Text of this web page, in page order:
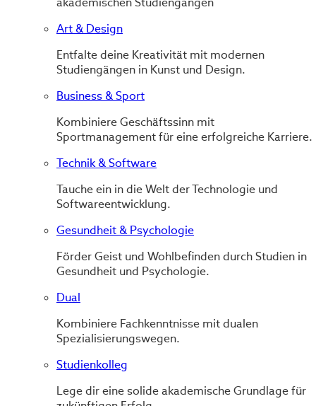
Art & Design
Entfalte deine Kreativität mit modernen
Studiengängen in Kunst und Design.
Business & Sport
Kombiniere Geschäftssinn mit
Sportmanagement für eine erfolgreiche Karriere.
Technik & Software
Tauche ein in die Welt der Technologie und
Softwareentwicklung.
Gesundheit & Psychologie
Förder Geist und Wohlbefinden durch Studien in
Gesundheit und Psychologie.
Dual
Kombiniere Fachkenntnisse mit dualen
Spezialisierungswegen.
Studienkolleg
Lege dir eine solide akademische Grundlage für